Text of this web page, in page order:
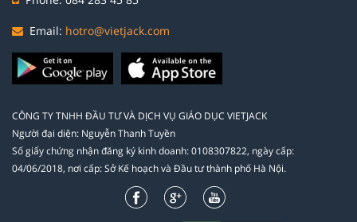
Email: hotro@vietjack.com
CÔNG TY TNHH ĐẦU TƯ VÀ DỊCH VỤ GIÁO DỤC VIETJACK
Người đại diện: Nguyễn Thanh Tuyền
Số giấy chứng nhận đăng ký kinh doanh: 0108307822, ngày cấp:
04/06/2018, nơi cấp: Sở Kế hoạch và Đầu tư thành phố Hà Nội.